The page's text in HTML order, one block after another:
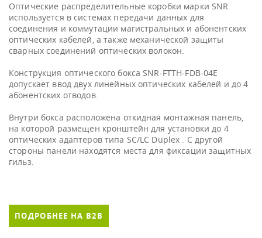
Оптические распределительные коробки марки SNR
используется в системах передачи данных для
соединения и коммутации магистральных и абонентских
оптических кабелей, а также механической защиты
сварных соединений оптических волокон.
Конструкция оптического бокса SNR-FTTH-FDB-04E
допускает ввод двух линейных оптических кабелей и до 4
абонентских отводов.
Внутри бокса расположена откидная монтажная панель,
на которой размещен кронштейн для установки до 4
оптических адаптеров типа SC/LC Duplex . С другой
стороны панели находятся места для фиксации защитных
гильз.
ПОДРОБНЕЕ НА B2B